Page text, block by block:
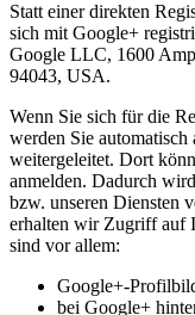
Statt einer direkten
sich mit Google+
Google LLC, 1600
94043, USA.
Wenn Sie sich für die
werden Sie
weitergeleitet. Dort
anmelden. Dadurch
bzw. unseren Diensten
erhalten wir Zugriff auf
sind vor allem:
Google+-
bei Google+